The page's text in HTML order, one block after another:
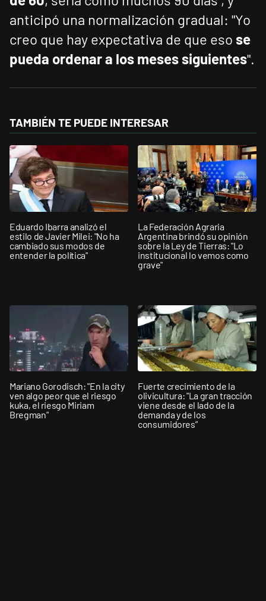
anticipó una normalización gradual: "Yo
creo que hay expectativa de que eso se
pueda ordenar a los meses siguientes".
TAMBIÉN TE PUEDE INTERESAR
Eduardo Ibarra analizó el
estilo de Javier Milei: "No ha
cambiado sus modos de
entender la política"
La Federación Agraria
Argentina brindó su opinión
sobre la Ley de Tierras: "Lo
institucional lo vemos como
grave"
Mariano Gorodisch: "En la city
ven algo peor que el riesgo
kuka, el riesgo Miriam
Bregman"
Fuerte crecimiento de la
olivicultura: "La gran tracción
viene desde el lado de la
demanda y de los
consumidores”